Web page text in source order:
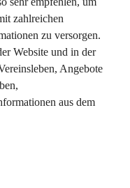
zahlreichen
zu versorgen.
Website und in der
Angebote
aus dem